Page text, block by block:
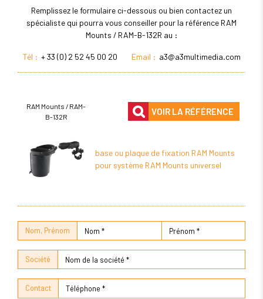
Remplissez le formulaire ci-dessous ou bien contactez un
spécialiste qui pourra vous conseiller pour la référence RAM
Mounts / RAM-B-132R au :
Tél : + 33 (0) 2 52 45 00 20 Email : a3@a3multimedia.com
RAM Mounts / RAM-
B-132R
VOIR LA RÉFÉRENCE
base ou plaque de fixation RAM Mounts
pour système RAM Mounts universel
Nom, Prénom
Société
Contact